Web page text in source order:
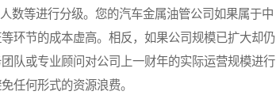
等进行分级。您的汽车金属油管公司如果属于中
环节的成本虚高。相反，如果公司规模已扩大却仍
队或专业顾问对公司上一财年的实际运营规模进行
任何形式的资源浪费。